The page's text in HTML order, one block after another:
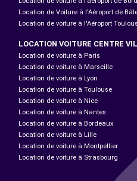
Location de Voiture à l'Aéroport de
Location de voiture à l'Aéroport
LOCATION VOITURE CENTRE
Location de voiture à Paris
Location de voiture à Marseille
Location de voiture à Lyon
Location de voiture à Toulouse
Location de voiture à Nice
Location de voiture à Nantes
Location de voiture à Bordeaux
Location de voiture à Lille
Location de voiture à Montpellier
Location de voiture à Strasbourg